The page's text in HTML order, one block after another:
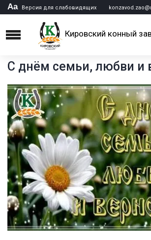
Аа Версия для слабовидящих
Menu Кировский конный
С днём семьи, любви и